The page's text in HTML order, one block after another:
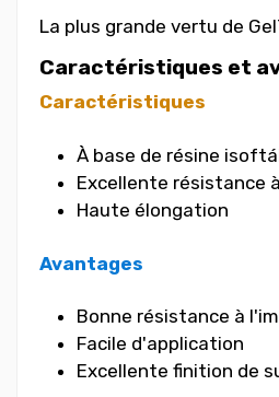
La plus grande vertu de
Caractéristiques et
Caractéristiques
À base de résine
Excellente résistance
Haute élongation
Avantages
Bonne résistance à
Facile d'application
Excellente finition de